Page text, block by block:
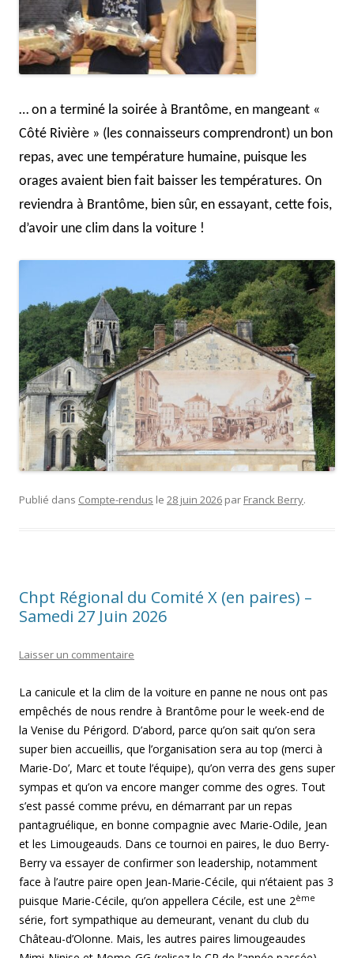
… on a terminé la soirée à Brantôme, en mangeant «
Côté Rivière » (les connaisseurs comprendront) un bon
repas, avec une température humaine, puisque les
orages avaient bien fait baisser les températures. On
reviendra à Brantôme, bien sûr, en essayant, cette fois,
d’avoir une clim dans la voiture !
Publié dans Compte-rendus le 28 juin 2026 par Franck Berry.
Chpt Régional du Comité X (en paires) –
Samedi 27 Juin 2026
Laisser un commentaire
La canicule et la clim de la voiture en panne ne nous ont pas
empêchés de nous rendre à Brantôme pour le week-end de
la Venise du Périgord. D’abord, parce qu’on sait qu’on sera
super bien accueillis, que l’organisation sera au top (merci à
Marie-Do’, Marc et toute l’équipe), qu’on verra des gens super
sympas et qu’on va encore manger comme des ogres. Tout
s’est passé comme prévu, en démarrant par un repas
pantagruélique, en bonne compagnie avec Marie-Odile, Jean
et les Limougeauds. Dans ce tournoi en paires, le duo Berry-
Berry va essayer de confirmer son leadership, notamment
face à l’autre paire open Jean-Marie-Cécile, qui n’étaient pas 3
puisque Marie-Cécile, qu’on appellera Cécile, est une 2ème
série, fort sympathique au demeurant, venant du club du
Château-d’Olonne. Mais, les autres paires limougeaudes